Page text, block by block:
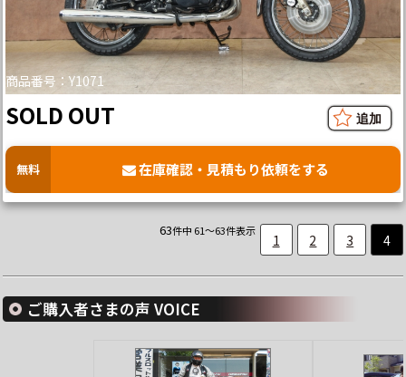
商品番号：Y1071
SOLD OUT
無料 在庫確認・見積もり依頼をする
63件中 61～63件表示
1 2 3 4
ご購入者さまの声 VOICE